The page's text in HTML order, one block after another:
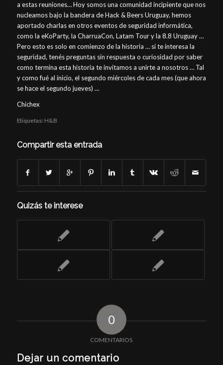
a estas reuniones… Hoy somos una comunidad incipiente que nos
nucleamos bajo la bandera de Hack & Beers Uruguay, hemos
aportado charlas en otros eventos de seguridad informática,
como la eKoParty, la CharruaCon, Latam Tour y la 8.8 Uruguay …
Pero esto es solo en comienzo de la historia … si te interesa la
seguridad, tenés preguntas sin respuesta o curiosidad por saber
como termina esta historia te invitamos a unirte a nosotros … Tal
y como fué al inicio, el segundo miércoles de cada mes (que ahora
se hace el segundo jueves) …
Chichex
Etiquetas: H&B
Compartir esta entrada
Quizás te interese
0
COMENTARIOS
Dejar un comentario